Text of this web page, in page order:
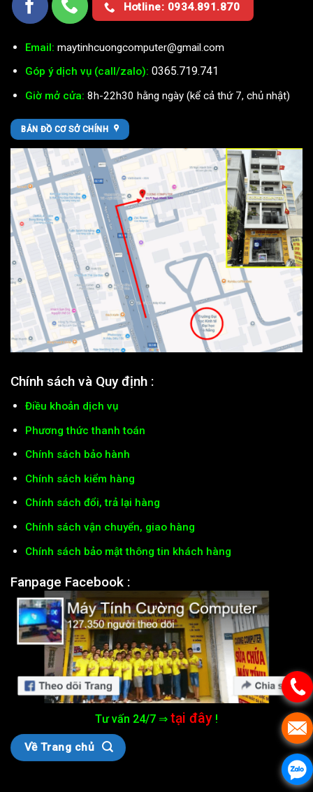
Hotline: 0934.891.870
Email: maytinhcuongcomputer@gmail.com
Góp ý dịch vụ (call/zalo): 0365.719.741
Giờ mở cửa: 8h-22h30 hằng ngày (kể cả thứ 7, chủ nhật)
BẢN ĐỒ CƠ SỞ CHÍNH
Chính sách và Quy định :
Điều khoản dịch vụ
Phương thức thanh toán
Chính sách bảo hành
Chính sách kiểm hàng
Chính sách đổi, trả lại hàng
Chính sách vận chuyển, giao hàng
Chính sách bảo mật thông tin khách hàng
Fanpage Facebook :
Tư vấn 24/7 ⇒ tại đây !
Về Trang chủ